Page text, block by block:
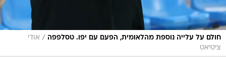
חולם על עלייה נוספת מהלאומית, הפעם עם יפו. טסלפפה / אודי
ציטיאט